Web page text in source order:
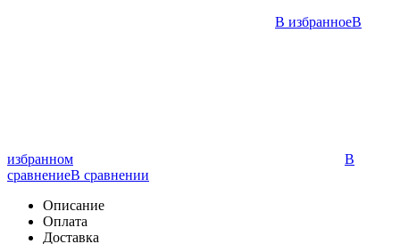
В избранноеВ
избранном
В
сравнениеВ сравнении
Описание
Оплата
Доставка